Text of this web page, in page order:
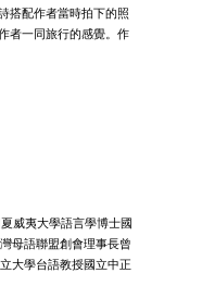
搭配作者當時拍下的照
者一同旅行的感覺。作
威夷大學語言學博士國
母語聯盟創會理事長曾
大學台語教授國立中正